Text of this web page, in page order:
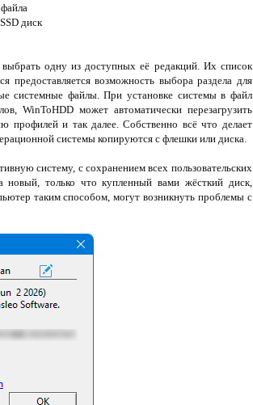
диск
одну из доступных её редакций. Их список
предоставляется возможность выбора раздела для
системные файлы. При установке системы в файл
WinToHDD может автоматически перезагрузить
профилей и так далее. Собственно всё что делает
системы копируются с флешки или диска.
систему, с сохранением всех пользовательских
новый, только что купленный вами жёсткий диск,
таким способом, могут возникнуть проблемы с